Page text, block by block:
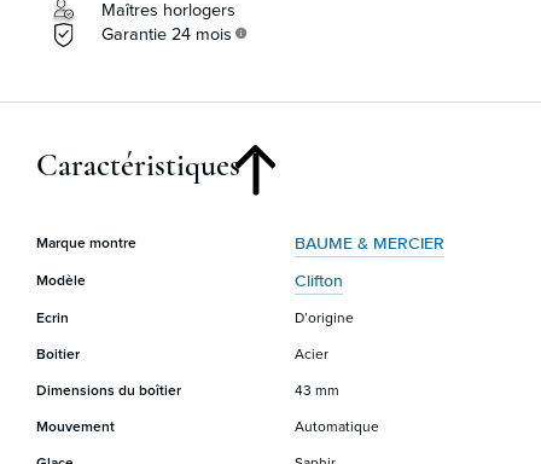
Maîtres horlogers
Garantie 24 mois info
Caractéristiques
Marque montre BAUME & MERCIER
Modèle Clifton
Ecrin D’origine
Boitier Acier
Dimensions du boîtier 43 mm
Mouvement Automatique